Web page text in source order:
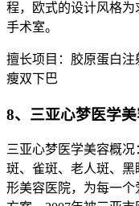
程，欧式的设计风格
手术室。
擅长项目：胶原蛋白注
瘦双下巴
8、三亚心梦医学
三亚心梦医学美容概
斑、雀斑、老人斑、
形美容医院，为每一